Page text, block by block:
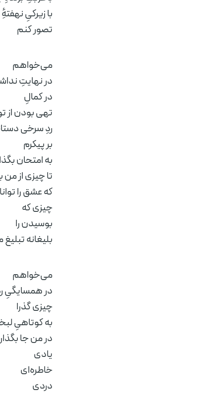
با زیرکیِ
تصور کنم
می‌خواهم
در نهایتِ
در کمالِ
تهی بودن از
ردِ سرخی
بر پیکرم
به امتحان
تا چیزی از من
که عشق را
چیزی که
بوسیدن را
بلیغانه
می‌خواهم
در همسایگیِ
چیزی گذرا
به کوتاهیِ
در من جا
یادی
خاطره‌ای
دردی
به روز